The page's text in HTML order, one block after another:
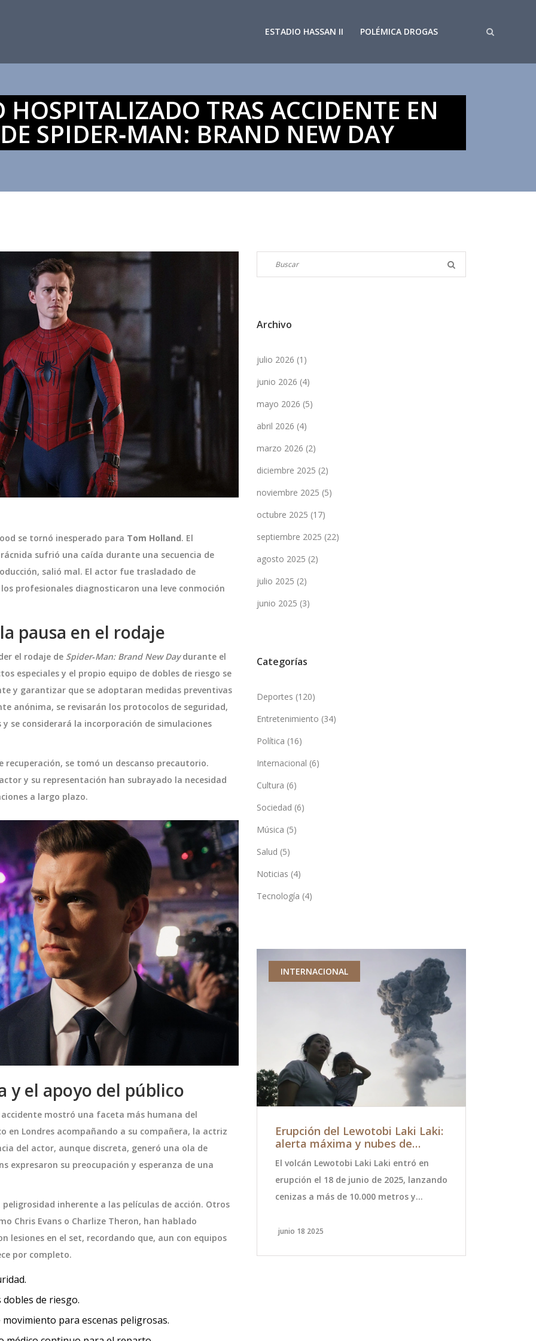
ESTADIO HASSAN II POLÉMICA DROGAS
TRAS ACCIDENTE EN
SPIDER‑MAN: BRAND NEW DAY
se tornó inesperado para Tom Holland. El
sufrió una caída durante una secuencia de
salió mal. El actor fue trasladado de
profesionales diagnosticaron una leve conmoción
pausa en el rodaje
el rodaje de Spider‑Man: Brand New Daydurante el
especiales y el propio equipo de dobles de riesgo se
y garantizar que se adoptaran medidas preventivas
anónima, se revisarán los protocolos de seguridad,
se considerará la incorporación de simulaciones
recuperación, se tomó un descanso precautorio.
y su representación han subrayado la necesidad
a largo plazo.
y el apoyo del público
mostró una faceta más humana del
en Londres acompañando a su compañera, la actriz
del actor, aunque discreta, generó una ola de
expresaron su preocupación y esperanza de una
inherente a las películas de acción. Otros
Chris Evans o Charlize Theron, han hablado
lesiones en el set, recordando que, aun con equipos
por completo.
de riesgo.
para escenas peligrosas.
Archivo
julio 2026 (1)
junio 2026 (4)
mayo 2026 (5)
abril 2026 (4)
marzo 2026 (2)
diciembre 2025 (2)
noviembre 2025 (5)
octubre 2025 (17)
septiembre 2025 (22)
agosto 2025 (2)
julio 2025 (2)
junio 2025 (3)
Categorías
Deportes (120)
Entretenimiento (34)
Política (16)
Internacional (6)
Cultura (6)
Sociedad (6)
Música (5)
Salud (5)
Noticias (4)
Tecnología (4)
a
a la
DEPORTES
PSV Eindhoven Corta la Racha
de Liverpool en la Champions
League
El PSV Eindhoven sorprendió al Liverpool
la Champions League. A pesar de la
de su grupo, asegurando su lugar en los
alineación, destacando la actuación de
INTERNACIONAL
Erupción del Lewotobi Laki Laki:
alerta máxima y nubes de
Indonesia
El volcán Lewotobi Laki Laki entró en
erupción el 18 de junio de 2025, lanzando
cenizas a más de 10.000 metros y
registraron víctimas, pero la zona de
junio 18 2025